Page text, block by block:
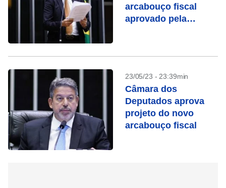
arcabouço fiscal
aprovado pela
23/05/23 - 23:39min
Câmara dos
Deputados aprova
projeto do novo
arcabouço fiscal